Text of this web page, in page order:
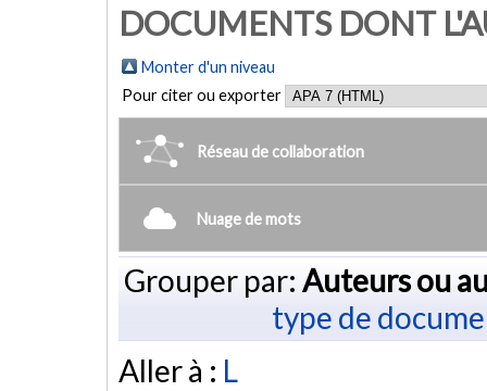
DOCUMENTS DONT
Monter d'un niveau
Pour citer ou exporter
Réseau de collaboration
Nuage de mots
Grouper par: Auteurs ou
type de
Aller à : L